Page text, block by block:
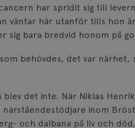
har spridit sig till
väntar här utanför tills hon
sig bara bredvid honom på
behövdes, det var närhet,
det inte. När Niklas
inom
och dalbana på liv och död.